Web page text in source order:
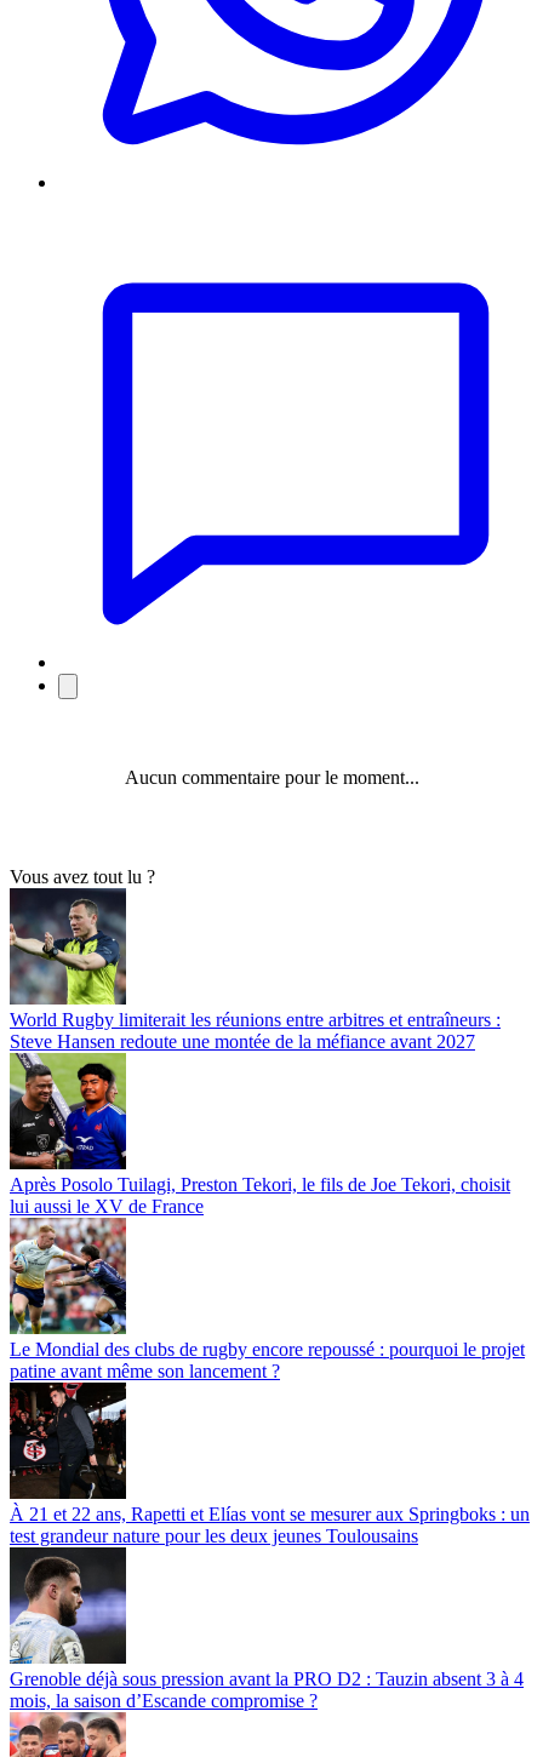
Aucun commentaire pour le moment...
Vous avez tout lu ?
World Rugby limiterait les réunions entre arbitres et entraîneurs :
Steve Hansen redoute une montée de la méfiance avant 2027
Après Posolo Tuilagi, Preston Tekori, le fils de Joe Tekori, choisit
lui aussi le XV de France
Le Mondial des clubs de rugby encore repoussé : pourquoi le projet
patine avant même son lancement ?
À 21 et 22 ans, Rapetti et Elías vont se mesurer aux Springboks : un
test grandeur nature pour les deux jeunes Toulousains
Grenoble déjà sous pression avant la PRO D2 : Tauzin absent 3 à 4
mois, la saison d’Escande compromise ?